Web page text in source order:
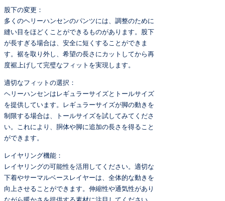
股下の変更：
多くのヘリーハンセンのパンツには、調整のために
縫い目をほどくことができるものがあります。股下
が長すぎる場合は、安全に短くすることができま
す。裾を取り外し、希望の長さにカットしてから再
度裾上げして完璧なフィットを実現します。
適切なフィットの選択：
ヘリーハンセンはレギュラーサイズとトールサイズ
を提供しています。レギュラーサイズが脚の動きを
制限する場合は、トールサイズを試してみてくださ
い。これにより、胴体や脚に追加の長さを得ること
ができます。
レイヤリング機能：
レイヤリングの可能性を活用してください。適切な
下着やサーマルベースレイヤーは、全体的な動きを
向上させることができます。伸縮性や通気性があり